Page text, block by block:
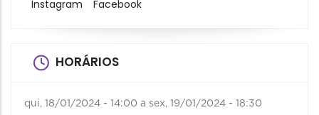
Instagram Facebook
HORÁRIOS
qui, 18/01/2024 - 14:00 a sex, 19/01/2024 - 18:30